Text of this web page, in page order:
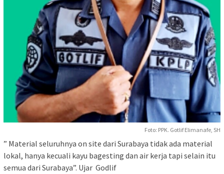
Foto: PPK. Gotlif Elimanafe, SH
” Material seluruhnya on site dari Surabaya tidak ada material
lokal, hanya kecuali kayu bagesting dan air kerja tapi selain itu
semua dari Surabaya”. Ujar Godlif